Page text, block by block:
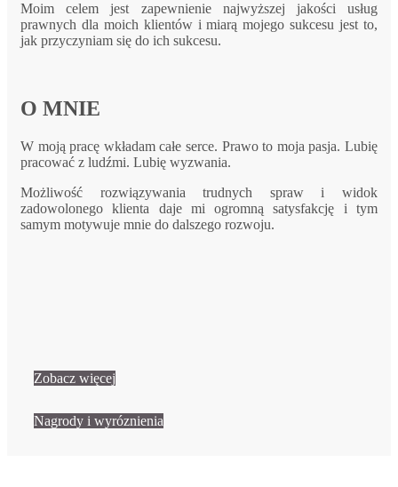
Moim celem jest zapewnienie najwyższej jakości usług
prawnych dla moich klientów i miarą mojego sukcesu jest to,
jak przyczyniam się do ich sukcesu.
O MNIE
W moją pracę wkładam całe serce. Prawo to moja pasja. Lubię
pracować z ludźmi. Lubię wyzwania.
Możliwość rozwiązywania trudnych spraw i widok
zadowolonego klienta daje mi ogromną satysfakcję i tym
samym motywuje mnie do dalszego rozwoju.
Zobacz więcej
Nagrody i wyróznienia